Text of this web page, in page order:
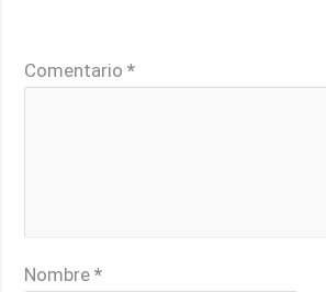
Comentario*
Nombre*